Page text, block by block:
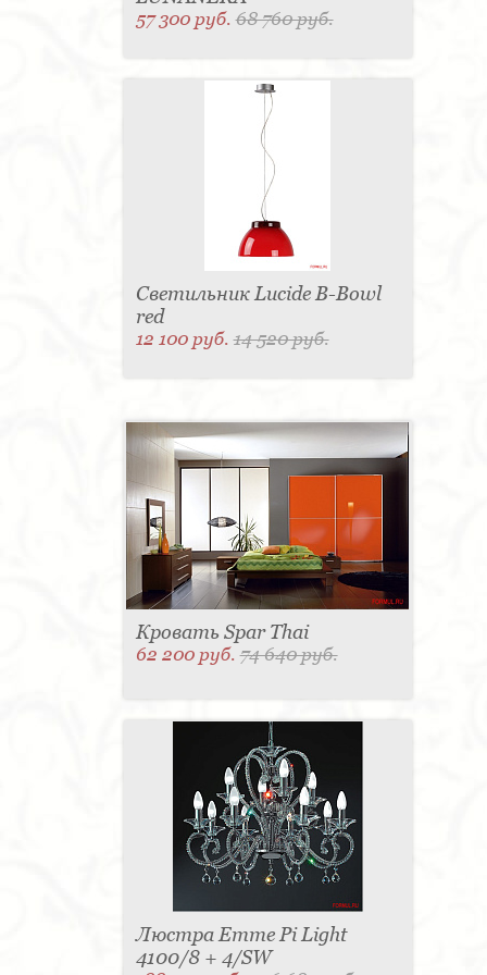
57 300 руб.68 760 руб.
Светильник Lucide B-Bowl
red
12 100 руб.14 520 руб.
Кровать Spar Thai
62 200 руб.74 640 руб.
Люстра Emme Pi Light
4100/8 + 4/SW